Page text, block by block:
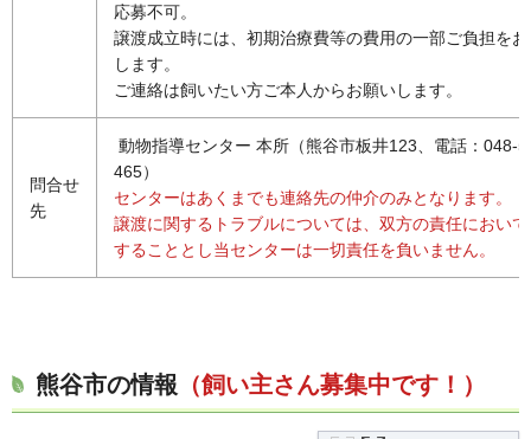
応募不可。
譲渡成立時には、初期治療費等の費用の一部ご負担を
します。
ご連絡は飼いたい方ご本人からお願いします。
問合せ
先
動物指導センター 本所（熊谷市板井123、電話：048-
465）
センターはあくまでも連絡先の仲介のみとなります。
譲渡に関するトラブルについては、双方の責任におい
することとし当センターは一切責任を負いません。
熊谷市の情報 （飼い主さん募集中です！）